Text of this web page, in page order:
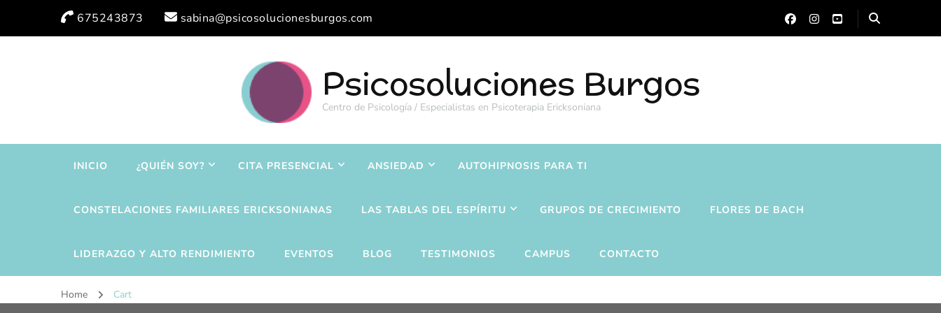
675243873 sabina@psicosolucionesburgos.com
Psicosoluciones Burgos
Centro de Psicología / Especialistas en Psicoterapia Ericksoniana
INICIO ¿QUIÉN SOY? CITA PRESENCIAL ANSIEDAD AUTOHIPNOSIS PARA TI
CONSTELACIONES FAMILIARES ERICKSONIANAS LAS TABLAS DEL ESPÍRITU GRUPOS DE CRECIMIENTO FLORES DE BACH
LIDERAZGO Y ALTO RENDIMIENTO EVENTOS BLOG TESTIMONIOS CAMPUS CONTACTO
Home Cart